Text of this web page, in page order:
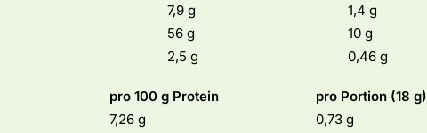
7,9 g
1,4 g
56 g
10 g
2,5 g 0,46 g
pro 100 g Protein
pro Portion (18 g)
7,26 g
0,73 g